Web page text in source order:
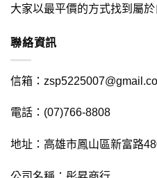
大家以最平價的方式找到屬
聯絡資訊
信箱：
電話：(07)766-8808
地址：高雄市鳳山區新富路